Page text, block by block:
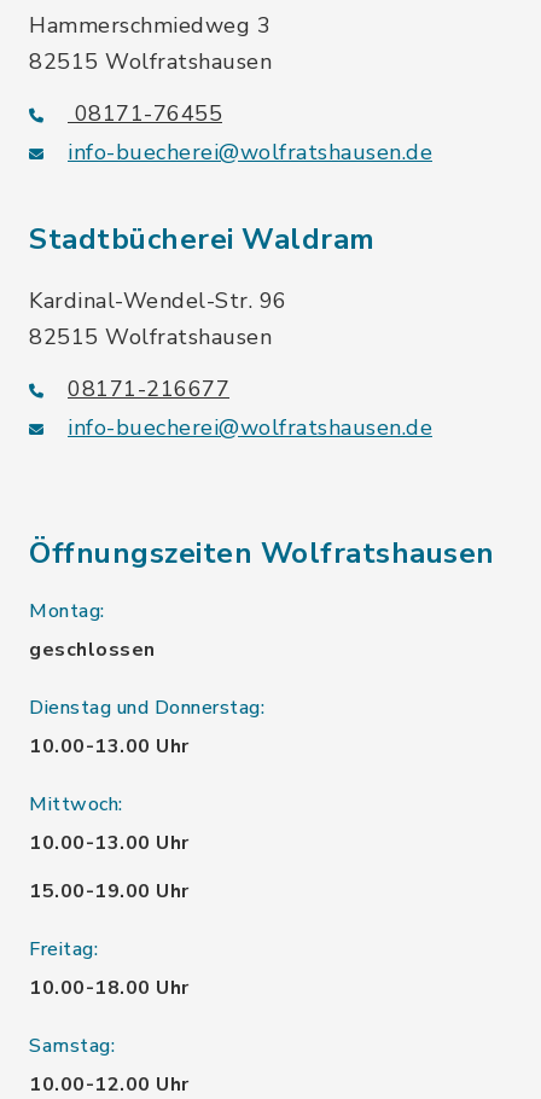
Hammerschmiedweg 3
82515 Wolfratshausen
08171-76455
info-buecherei@wolfratshausen.de
Stadtbücherei Waldram
Kardinal-Wendel-Str. 96
82515 Wolfratshausen
08171-216677
info-buecherei@wolfratshausen.de
Öffnungszeiten Wolfratshausen
Montag:
geschlossen
Dienstag und Donnerstag:
10.00-13.00 Uhr
Mittwoch:
10.00-13.00 Uhr
15.00-19.00 Uhr
Freitag:
10.00-18.00 Uhr
Samstag:
10.00-12.00 Uhr